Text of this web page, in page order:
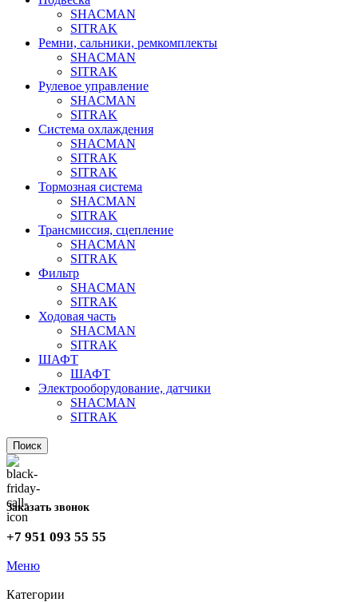
SHACMAN
SITRAK
Ремни, сальники, ремкомплекты
SHACMAN
SITRAK
Рулевое управление
SHACMAN
SITRAK
Система охлаждения
SHACMAN
SITRAK
SITRAK
Тормозная система
SHACMAN
SITRAK
Трансмиссия, сцепление
SHACMAN
SITRAK
Фильтр
SHACMAN
SITRAK
Ходовая часть
SHACMAN
SITRAK
ШАФТ
ШАФТ
Электрооборудование, датчики
SHACMAN
SITRAK
Поиск
Заказать звонок
+7 951 093 55 55
Меню
Категории